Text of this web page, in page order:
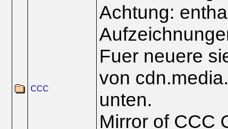
CCC
Achtung:
Fuer neuere
von
unten.
Mirror of CCC